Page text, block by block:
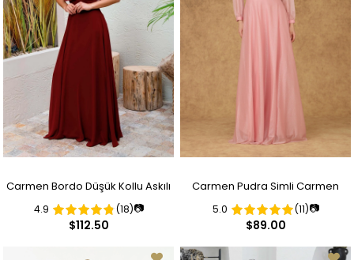
Carmen Bordo Düşük Kollu Askılı
Uzun Abiye Elbise
4.9 (18)📷
$112.50
Carmen Pudra Simli Carmen
Yaka Uzun Kollu Nişanlık
5.0 (11)📷
$89.00